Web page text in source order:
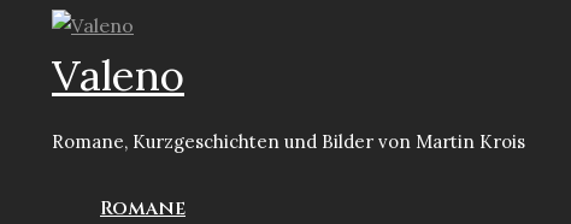
Inhalt
springen
Valeno
Romane, Kurzgeschichten und Bilder von Martin Krois
Romane